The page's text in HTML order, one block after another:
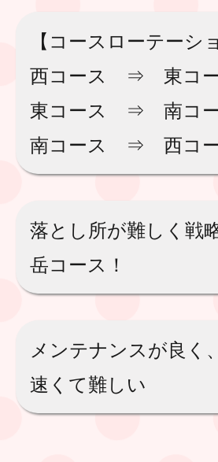
【コースローテーシ
西コース ⇒ 東コ
東コース ⇒ 南コ
南コース ⇒ 西コ
落とし所が難しく戦
岳コース！
メンテナンスが良く
速くて難しい